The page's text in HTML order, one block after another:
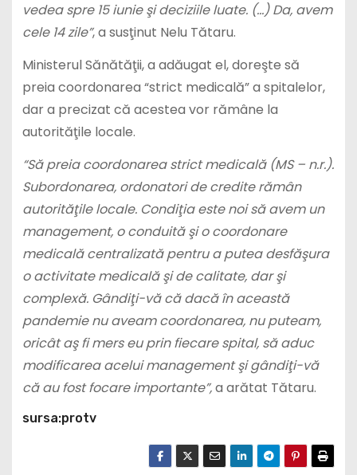
vedea spre 15 iunie şi deciziile luate. (…) Da, avem
cele 14 zile”, a susţinut Nelu Tătaru.
Ministerul Sănătăţii, a adăugat el, doreşte să
preia coordonarea “strict medicală” a spitalelor,
dar a precizat că acestea vor rămâne la
autorităţile locale.
“Să preia coordonarea strict medicală (MS – n.r.).
Subordonarea, ordonatori de credite rămân
autorităţile locale. Condiţia este noi să avem un
management, o conduită şi o coordonare
medicală centralizată pentru a putea desfăşura
o activitate medicală şi de calitate, dar şi
complexă. Gândiţi-vă că dacă în această
pandemie nu aveam coordonarea, nu puteam,
oricât aş fi mers eu prin fiecare spital, să aduc
modificarea acelui management şi gândiţi-vă
că au fost focare importante”,a arătat Tătaru.
sursa:protv